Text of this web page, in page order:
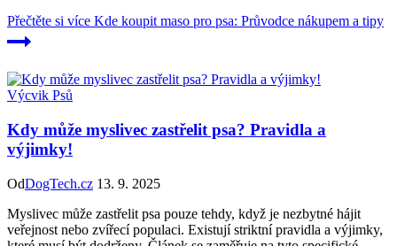
Přečtěte si více Kde koupit maso pro psa: Průvodce nákupem a tipy
Výcvik Psů
Kdy může myslivec zastřelit psa? Pravidla a
výjimky!
OdDogTech.cz 13. 9. 2025
Myslivec může zastřelit psa pouze tehdy, když je nezbytné hájit
veřejnost nebo zvířecí populaci. Existují striktní pravidla a výjimky,